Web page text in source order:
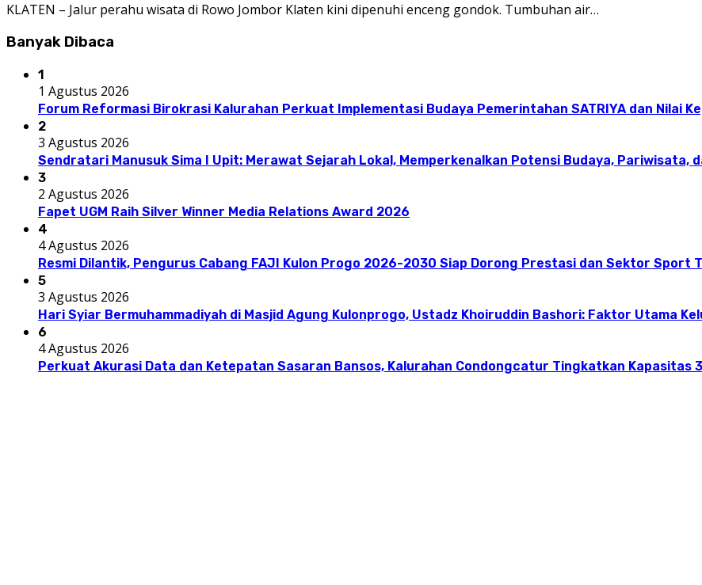
KLATEN – Jalur perahu wisata di Rowo Jombor Klaten kini dipenuhi enceng gondok. Tumbuhan air…
Banyak Dibaca
1
1 Agustus 2026
Forum Reformasi Birokrasi Kalurahan Perkuat Implementasi Budaya Pemerintahan SATRIYA dan Nilai
2
3 Agustus 2026
Sendratari Manusuk Sima I Upit: Merawat Sejarah Lokal, Memperkenalkan Potensi Budaya, Pariwisata,
3
2 Agustus 2026
Fapet UGM Raih Silver Winner Media Relations Award 2026
4
4 Agustus 2026
Resmi Dilantik, Pengurus Cabang FAJI Kulon Progo 2026-2030 Siap Dorong Prestasi dan Sektor Sport
5
3 Agustus 2026
Hari Syiar Bermuhammadiyah di Masjid Agung Kulonprogo, Ustadz Khoiruddin Bashori: Faktor Utama
6
4 Agustus 2026
Perkuat Akurasi Data dan Ketepatan Sasaran Bansos, Kalurahan Condongcatur Tingkatkan Kapasitas